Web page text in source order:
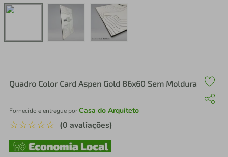
Quadro Color Card Aspen Gold 86x60 Sem Moldura
Fornecido e entregue porCasa do Arquiteto
☆☆☆☆☆ (0 avaliações)